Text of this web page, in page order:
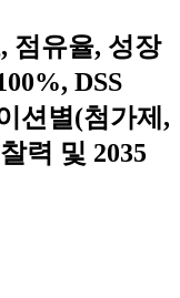
점유율, 성장
DSS
션별(첨가제,
력 및 2035